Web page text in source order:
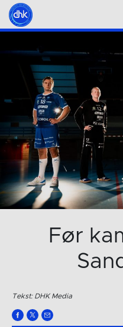
Før
Tekst: DHK Media